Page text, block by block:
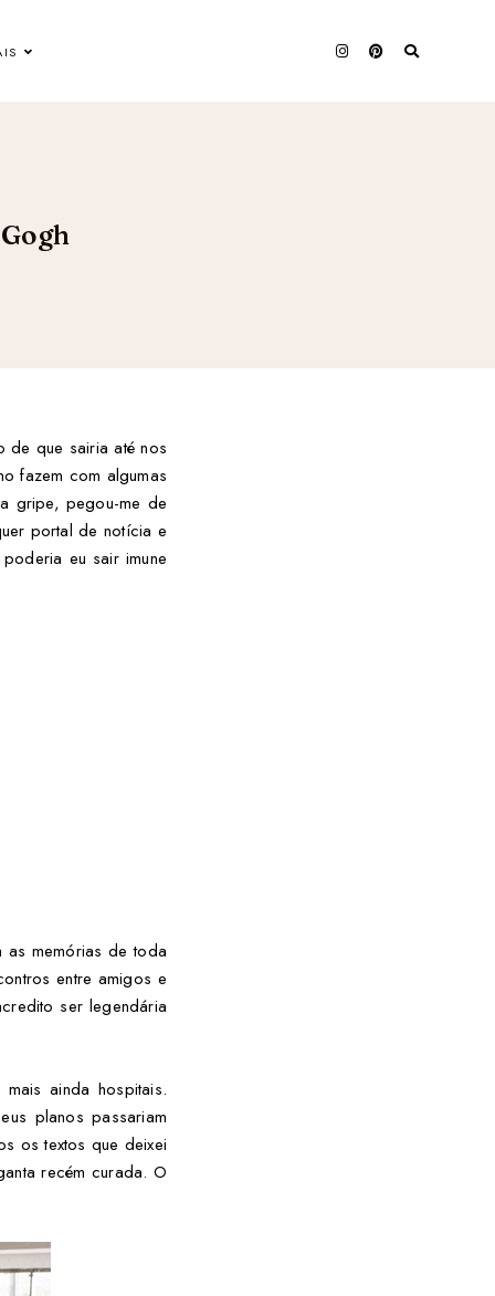
de que sairia até nos
fazem com algumas
gripe, pegou-me de
portal de notícia e
eu sair imune
memórias de toda
entre amigos e
ser legendária
ainda hospitais.
planos passariam
os textos que deixei
recém curada. O